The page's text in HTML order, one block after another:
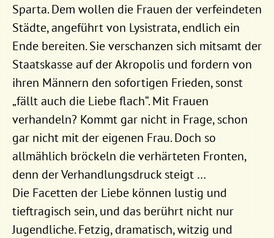
Sparta. Dem wollen die Frauen der verfeindeten
Städte, angeführt von Lysistrata, endlich ein
Ende bereiten. Sie verschanzen sich mitsamt der
Staatskasse auf der Akropolis und fordern von
ihren Männern den sofortigen Frieden, sonst
„fällt auch die Liebe flach“. Mit Frauen
verhandeln? Kommt gar nicht in Frage, schon
gar nicht mit der eigenen Frau. Doch so
allmählich bröckeln die verhärteten Fronten,
denn der Verhandlungsdruck steigt …
Die Facetten der Liebe können lustig und
tieftragisch sein, und das berührt nicht nur
Jugendliche. Fetzig, dramatisch, witzig und